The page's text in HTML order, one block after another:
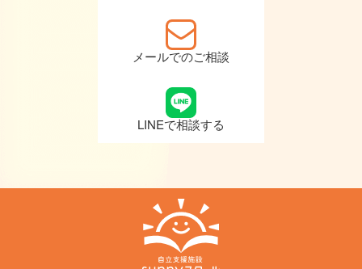
メールでのご相談
LINEで相談する